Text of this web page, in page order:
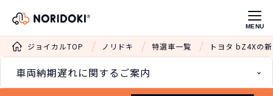
MENU
ジョイカルTOP ノリドキ 特選車一覧 トヨタ bZ4Xの
車両納期遅れに関するご案内